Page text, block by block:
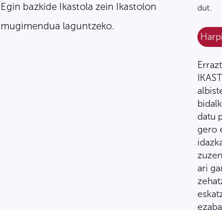
Egin bazkide Ikastola zein Ikastolon
mugimendua laguntzeko.
dut.
datu
gero
ari